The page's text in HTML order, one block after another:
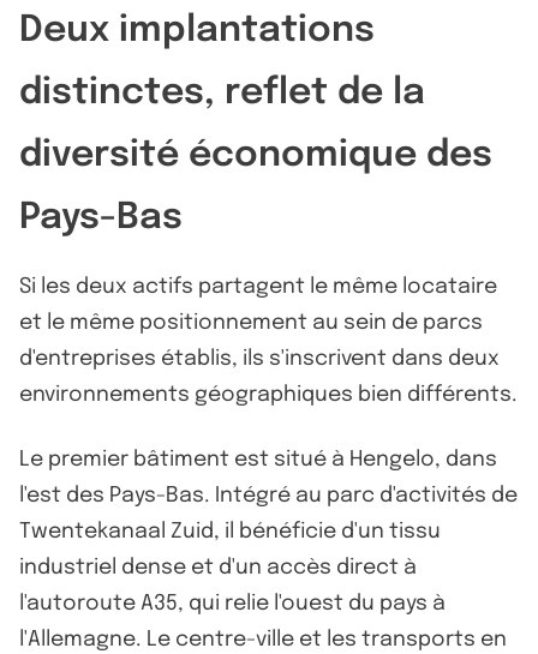
Deux implantations
distinctes, reflet de la
diversité économique des
Pays-Bas
Si les deux actifs partagent le même locataire
et le même positionnement au sein de parcs
d'entreprises établis, ils s'inscrivent dans deux
environnements géographiques bien différents.
Le premier bâtiment est situé à Hengelo, dans
l'est des Pays-Bas. Intégré au parc d'activités de
Twentekanaal Zuid, il bénéficie d'un tissu
industriel dense et d'un accès direct à
l'autoroute A35, qui relie l'ouest du pays à
l'Allemagne. Le centre-ville et les transports en